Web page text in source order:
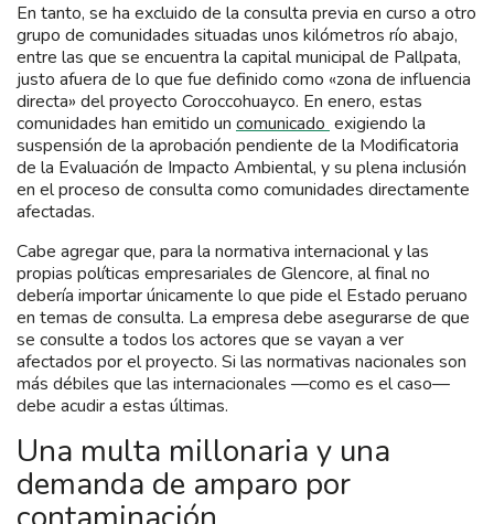
En tanto, se ha excluido de la consulta previa en curso a otro
grupo de comunidades situadas unos kilómetros río abajo,
entre las que se encuentra la capital municipal de Pallpata,
justo afuera de lo que fue definido como «zona de influencia
directa» del proyecto Coroccohuayco. En enero, estas
comunidades han emitido un comunicado exigiendo la
suspensión de la aprobación pendiente de la Modificatoria
de la Evaluación de Impacto Ambiental, y su plena inclusión
en el proceso de consulta como comunidades directamente
afectadas.
Cabe agregar que, para la normativa internacional y las
propias políticas empresariales de Glencore, al final no
debería importar únicamente lo que pide el Estado peruano
en temas de consulta. La empresa debe asegurarse de que
se consulte a todos los actores que se vayan a ver
afectados por el proyecto. Si las normativas nacionales son
más débiles que las internacionales —como es el caso—
debe acudir a estas últimas.
Una multa millonaria y una
demanda de amparo por